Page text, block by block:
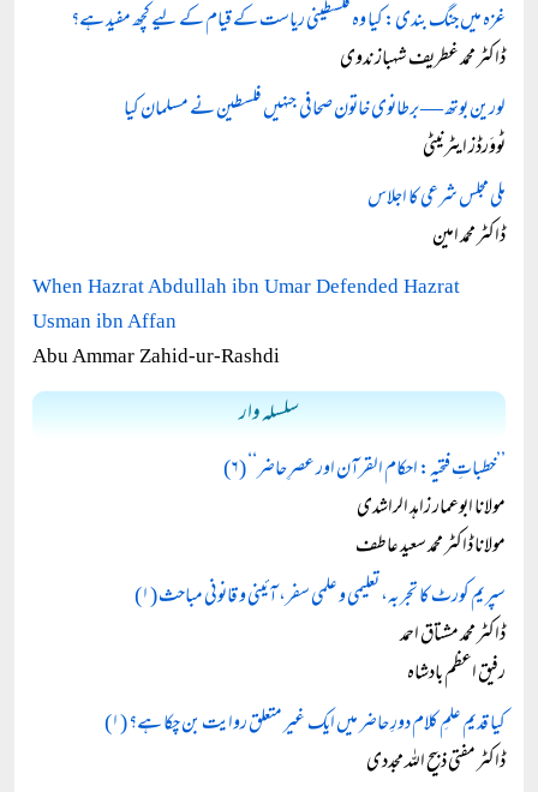
غزہ میں جنگ بندی: کیا وہ فلسطینی ریاست کے قیام کے لیے کچھ مفید ہے؟
ڈاکٹر محمد غطریف شہباز ندوی
لورین بوتھ — برطانوی خاتون صحافی جنہیں فلسطین نے مسلمان کیا
ٹووَرڈز ایٹرنیٹی
ملی مجلس شرعی کا اجلاس
ڈاکٹر محمد امین
When Hazrat Abdullah ibn Umar Defended Hazrat
Usman ibn Affan
Abu Ammar Zahid-ur-Rashdi
سلسلہ وار
’’خطباتِ فتحیہ: احکام القرآن اور عصرِ حاضر‘‘ (۶)
مولانا ابوعمار زاہد الراشدی
مولانا ڈاکٹر محمد سعید عاطف
سپریم کورٹ کا تجربہ، تعلیمی و علمی سفر، آئینی و قانونی مباحث (۱)
ڈاکٹر محمد مشتاق احمد
رفیق اعظم بادشاہ
کیا قدیم علمِ کلام دورِ حاضر میں ایک غیر متعلق روایت بن چکا ہے؟ (۱)
ڈاکٹر مفتی ذبیح اللہ مجددی